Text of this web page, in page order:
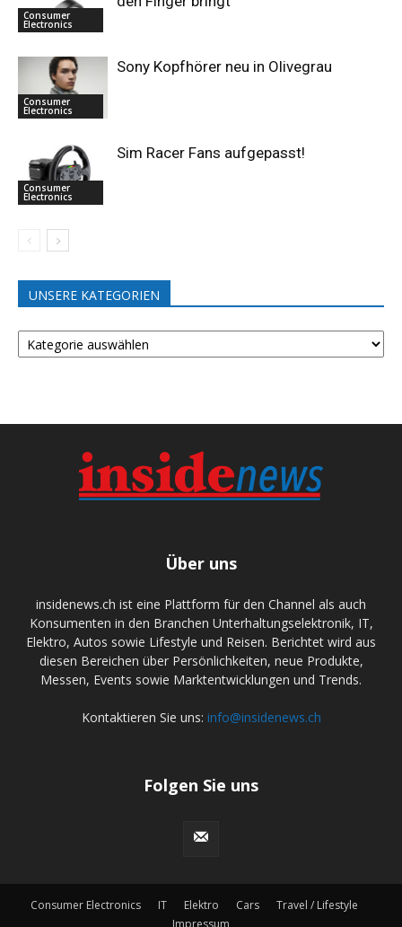
Consumer
Electronics
Consumer
Electronics
Sony Kopfhörer neu in Olivegrau
Consumer
Electronics
Sim Racer Fans aufgepasst!
UNSERE KATEGORIEN
UNSERE
KATEGORIEN
Über uns
insidenews.ch ist eine Plattform für den Channel als auch
Konsumenten in den Branchen Unterhaltungselektronik, IT,
Elektro, Autos sowie Lifestyle und Reisen. Berichtet wird aus
diesen Bereichen über Persönlichkeiten, neue Produkte,
Messen, Events sowie Marktentwicklungen und Trends.
Kontaktieren Sie uns: info@insidenews.ch
Folgen Sie uns
Consumer Electronics IT Elektro Cars
Travel / Lifestyle
Impressum